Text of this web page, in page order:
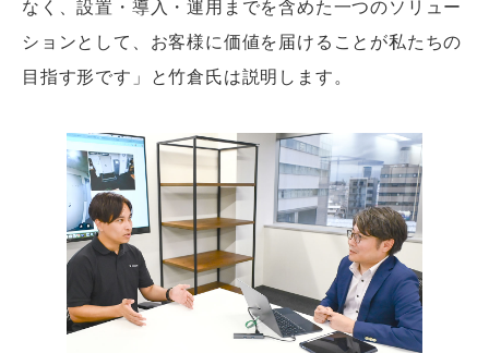
なく、設置・導入・運用までを含めた一つのソリュー
ションとして、お客様に価値を届けることが私たちの
目指す形です」と竹倉氏は説明します。